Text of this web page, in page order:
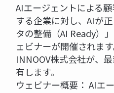
AIエージェントによる
する企業に対し、AIが
タの整備（AI Ready）
ェビナーが開催されま
INNOOV株式会社が、
有します。
ウェビナー概要： AIエ